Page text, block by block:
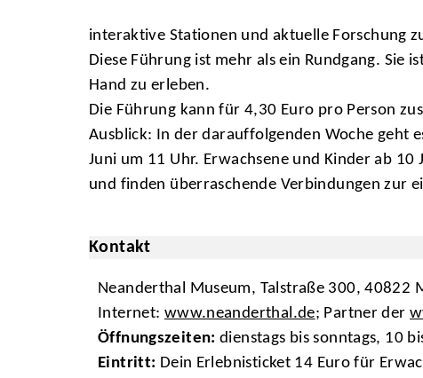
interaktive Stationen und aktuelle Forschung
Diese Führung ist mehr als ein Rundgang. Sie
Hand zu erleben.
Die Führung kann für 4,30 Euro pro Person
Ausblick: In der darauffolgenden Woche geht
Juni um 11 Uhr. Erwachsene und Kinder ab
und finden überraschende Verbindungen zur
Kontakt
Neanderthal Museum, Talstraße 300, 40822
Internet: www.neanderthal.de; Partner der
Öffnungszeiten: dienstags bis sonntags, 10
Eintritt: Dein Erlebnisticket 14 Euro für